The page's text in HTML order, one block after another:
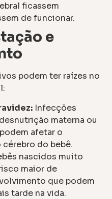
ficassem
de funcionar.
e
podem ter raízes no
Infecções
materna ou
afetar o
do bebê.
nascidos muito
maior de
que podem
tarde na vida.